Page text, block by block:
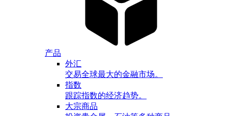
产品
外汇
交易全球最大的金融市场。
指数
跟踪指数的经济趋势。
大宗商品